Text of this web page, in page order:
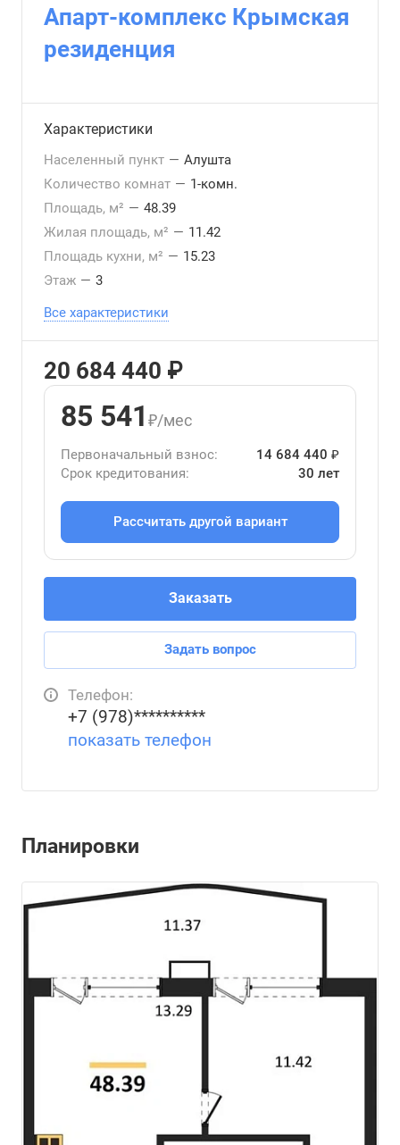
Апарт-комплекс Крымская
резиденция
Характеристики
Населенный пункт — Алушта
Количество комнат — 1-комн.
Площадь, м² — 48.39
Жилая площадь, м² — 11.42
Площадь кухни, м² — 15.23
Этаж — 3
Все характеристики
20 684 440 ₽
85 541 ₽/мес
Первоначальный взнос:
14 684 440 ₽
Срок кредитования:
30 лет
Рассчитать другой вариант
Заказать
Задать вопрос
Телефон:
+7 (978)**********
показать телефон
Планировки